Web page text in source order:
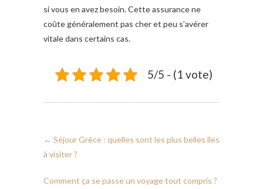
si vous en avez besoin. Cette assurance ne
coûte généralement pas cher et peu s’avérer
vitale dans certains cas.
5/5 - (1 vote)
← Séjour Grèce : quelles sont les plus belles îles
à visiter ?
Comment ça se passe un voyage tout compris ?